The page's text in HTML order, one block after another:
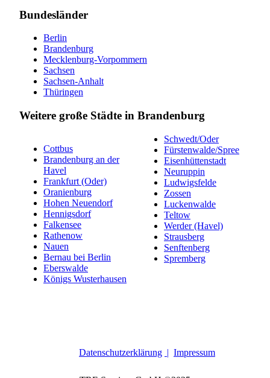
Bundesländer
Berlin
Brandenburg
Mecklenburg-Vorpommern
Sachsen
Sachsen-Anhalt
Thüringen
Weitere große Städte in Brandenburg
Cottbus
Brandenburg an der
Havel
Frankfurt (Oder)
Oranienburg
Hohen Neuendorf
Hennigsdorf
Falkensee
Rathenow
Nauen
Bernau bei Berlin
Eberswalde
Königs Wusterhausen
Schwedt/Oder
Fürstenwalde/Spree
Eisenhüttenstadt
Neuruppin
Ludwigsfelde
Zossen
Luckenwalde
Teltow
Werder (Havel)
Strausberg
Senftenberg
Spremberg
Datenschutzerklärung | Impressum